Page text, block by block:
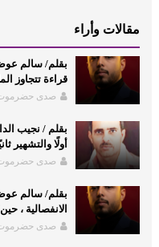
مقالات وأراء
بقلم/ سالم عوض
قراءة تتجاوز
صدى حضرموت
بقلم / نجيب
أولًا والتشهير ثانيًا
صدى حضرموت
بقلم/ سالم عوض
الانفصالية ، حين
صدى حضرموت